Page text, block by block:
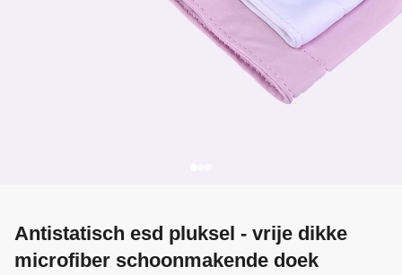
Antistatisch esd pluksel - vrije dikke
microfiber schoonmakende doek